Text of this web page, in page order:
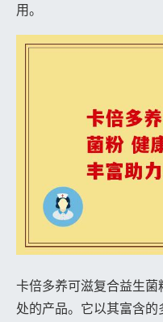
用。
卡倍多养可滋复合益生
处的产品。它以其富含